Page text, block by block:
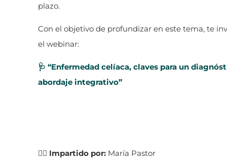
plazo.
Con el objetivo de profundizar en este tema, te
el webinar:
🩺 “Enfermedad celíaca, claves para un
abordaje integrativo”
👩‍⚕️ Impartido por:María Pastor